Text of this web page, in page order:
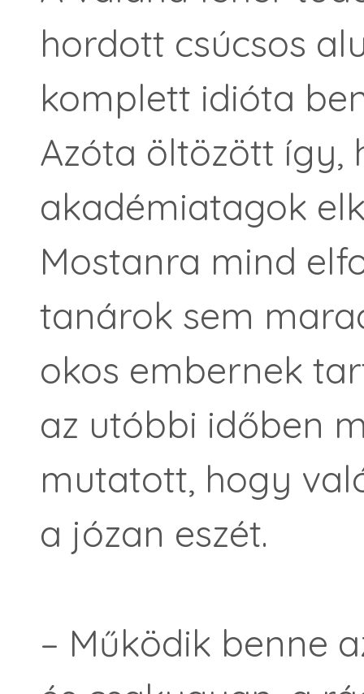
hordott csúcsos
komplett idióta
Azóta öltözött így,
akadémiatagok
Mostanra mind
tanárok sem
okos embernek
az utóbbi időben
mutatott, hogy
a józan eszét.
– Működik benne